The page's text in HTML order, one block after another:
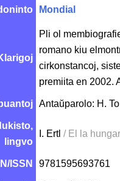
Mondial
Pli ol
romano kiu
cirkonstancoj,
premiita en 2002.
Antaŭparolo: H.
lingvo
I. Ertl / El la
ISSN 9781595693761